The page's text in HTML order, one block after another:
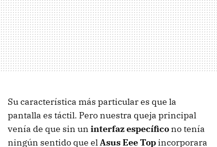
Su característica más particular es que la
pantalla es táctil. Pero nuestra queja principal
venía de que sin un interfaz específico no tenía
ningún sentido que elAsus Eee Top incorporara